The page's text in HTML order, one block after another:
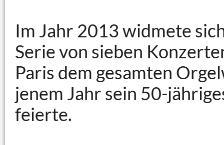
Im Jahr 2013 widmete
Serie von sieben
Paris dem gesamten
jenem Jahr sein 50-
feierte.